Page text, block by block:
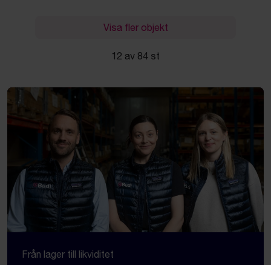
Visa fler objekt
12 av 84 st
Från lager till likviditet